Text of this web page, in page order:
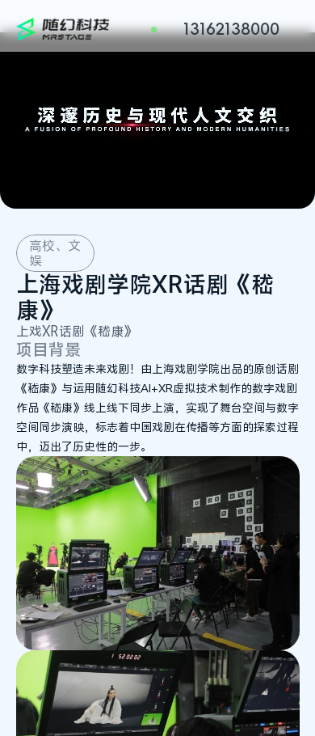
高校、文
娱
上海戏剧学院XR话剧《嵇
康》
上戏XR话剧《嵇康》
项目背景
数字科技塑造未来戏剧！由上海戏剧学院出品的原创话剧
《嵇康》与运用随幻科技AI+XR虚拟技术制作的数字戏剧
作品《嵇康》线上线下同步上演，实现了舞台空间与数字
空间同步演映，标志着中国戏剧在传播等方面的探索过程
中，迈出了历史性的一步。
13162138000